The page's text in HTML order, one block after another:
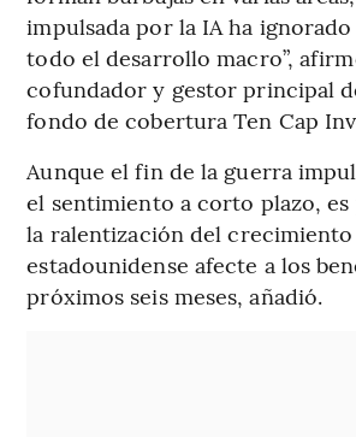
impulsada por la IA ha
todo el desarrollo macro”,
cofundador y gestor principal
fondo de cobertura Ten Cap
Aunque el fin de la guerra
el sentimiento a corto plazo, es
la ralentización del crecimiento
estadounidense afecte a los
próximos seis meses, añadió.